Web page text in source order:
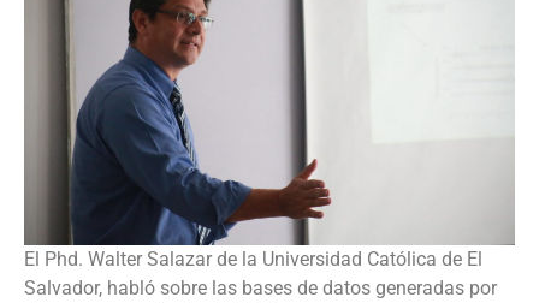
El Phd. Walter Salazar de la Universidad Católica de El
Salvador, habló sobre las bases de datos generadas por